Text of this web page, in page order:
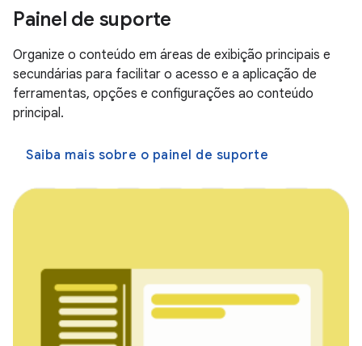
Painel de suporte
Organize o conteúdo em áreas de exibição principais e
secundárias para facilitar o acesso e a aplicação de
ferramentas, opções e configurações ao conteúdo
principal.
Saiba mais sobre o painel de suporte